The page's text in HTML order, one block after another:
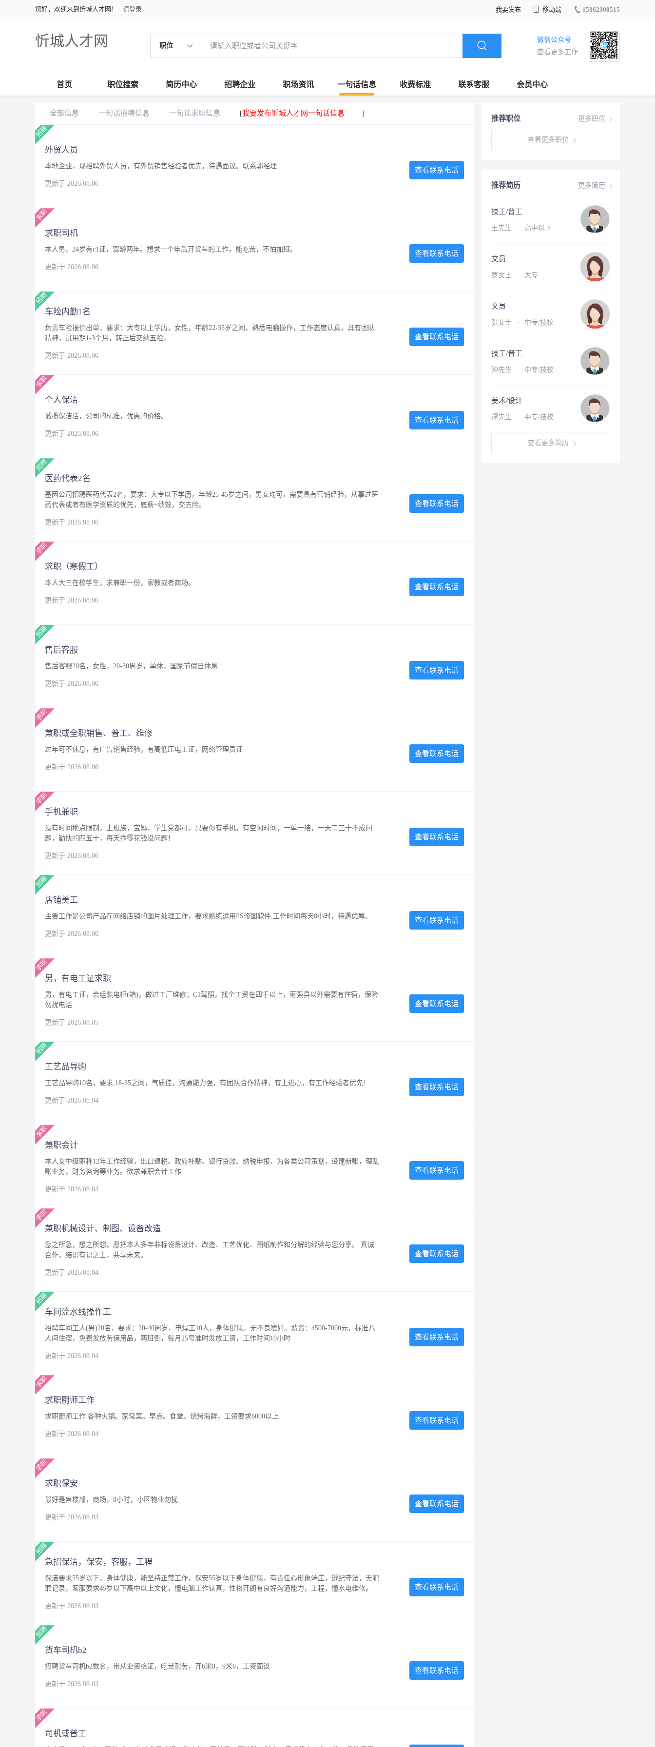
您好，欢迎来到忻城人才网！ 请登录 我要发布 移动端 15362300515
忻城人才网 职位
微信公众号
查看更多工作
首页 职位搜索 简历中心 招聘企业 职场资讯 一句话信息 收费标准 联系客服 会员中心
更多职位
推荐职位
查看更多职位
更多简历
推荐简历
技工/普工
王先生 · 高中以下
文员
罗女士 · 大专
文员
张女士 · 中专/技校
技工/普工
钟先生 · 中专/技校
美术/设计
谭先生 · 中专/技校
查看更多简历
全部信息 一句话招聘信息 一句话求职信息 [我要发布忻城人才网一句话信息 ]
外贸人员
本地企业，现招聘外贸人员，有外贸销售经验者优先，待遇面议。联系郭经理
更新于 2026.08.06
查看联系电话
求职司机
本人男，24岁有c1证，驾龄两年。想求一个年后开货车的工作，能吃苦，不怕加班。
更新于 2026.08.06
查看联系电话
车险内勤1名
负责车险报价出单，要求：大专以上学历，女性，年龄22-35岁之间，熟悉电脑操作，工作态度认真，具有团队
精神，试用期1-3个月，转正后交纳五险，
更新于 2026.08.06
查看联系电话
个人保洁
诚揽保洁活，公司的标准，优惠的价格。
更新于 2026.08.06
查看联系电话
医药代表2名
基因公司招聘医药代表2名，要求：大专以下学历，年龄25-45岁之间，男女均可，需要具有营销经验，从事过医
药代表或者有医学资质的优先，底薪+绩效，交五险。
更新于 2026.08.06
查看联系电话
求职（寒假工）
本人大三在校学生，求兼职一份，家教或者商场。
更新于 2026.08.06
查看联系电话
售后客服
售后客服20名，女性，20-30周岁，单休，国家节假日休息
更新于 2026.08.06
查看联系电话
兼职或全职销售、普工、维修
过年可不休息，有广告销售经验，有高低压电工证，网络管理员证
更新于 2026.08.06
查看联系电话
手机兼职
没有时间地点限制，上班族，宝妈，学生党都可，只要你有手机，有空闲时间，一单一结，一天二三十不成问
题，勤快的四五十，每天挣零花钱没问题！
更新于 2026.08.06
查看联系电话
店铺美工
主要工作是公司产品在网络店铺的图片处理工作，要求熟练运用PS修图软件,工作时间每天8小时，待遇优厚。
更新于 2026.08.06
查看联系电话
男，有电工证求职
男，有电工证，会组装电柜(箱)，做过工厂维修；C1驾照，找个工资在四千以上，枣强县以外需要有住宿，保险
勿扰电话
更新于 2026.08.05
查看联系电话
工艺品导购
工艺品导购10名，要求;18-35之间，气质佳，沟通能力强，有团队合作精神，有上进心，有工作经验者优先！
更新于 2026.08.04
查看联系电话
兼职会计
本人女中级职称12年工作经验，出口退税、政府补贴、银行贷款、纳税申报、为各类公司策划，设建新账，理乱
账业务，财务咨询等业务。欲求兼职会计工作
更新于 2026.08.04
查看联系电话
兼职机械设计、制图、设备改造
急之所急，想之所想。愿把本人多年非标设备设计、改造、工艺优化、图纸制作和分解的经验与您分享。 真诚
合作，结识有识之士，共享未来。
更新于 2026.08.04
查看联系电话
车间流水线操作工
招聘车间工人(男)20名，要求：20-40周岁，电焊工10人，身体健康，无不良嗜好。薪资：4500-7000元，标准八
人间住宿，免费发放劳保用品，两班倒，每月25号准时发放工资，工作时间10小时
更新于 2026.08.04
查看联系电话
求职厨师工作
求职厨师工作 各种火锅。家常菜。早点。食堂。烧烤海鲜，工资要求6000以上
更新于 2026.08.04
查看联系电话
求职保安
最好是售楼部，商场，8小时，小区物业勿扰
更新于 2026.08.03
查看联系电话
急招保洁，保安，客服，工程
保洁要求55岁以下，身体健康，能坚持正常工作，保安55岁以下身体健康，有责任心形象端庄，遵纪守法，无犯
罪记录，客服要求45岁以下高中以上文化，懂电脑工作认真，性格开朗有良好沟通能力，工程，懂水电维修。
更新于 2026.08.03
查看联系电话
货车司机b2
招聘货车司机b2数名，带从业资格证，吃苦耐劳，开6米8，9米6，工资面议
更新于 2026.08.03
查看联系电话
司机或普工